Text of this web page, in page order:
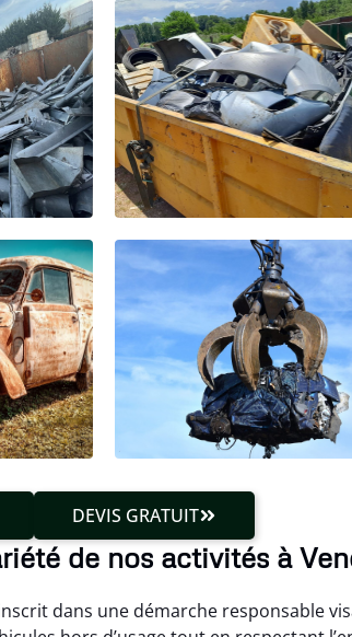
DEVIS GRATUIT
de nos activités à
dans une démarche responsable